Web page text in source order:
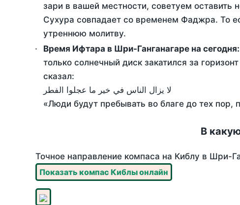
зари в вашей местности, советуем
Сухура совпадает со временем Фаджра. То
утреннюю молитву.
Время Ифтара в Шри-Ганганагаре на сегодня:
только солнечный диск закатился за
сказал:
لا يزال الناس في خير ما عجلوا الفطر
«Люди будут пребывать во благе до тех
В
Точное направление компаса на Киблу в Шри-
Показать компас Киблы онлайн